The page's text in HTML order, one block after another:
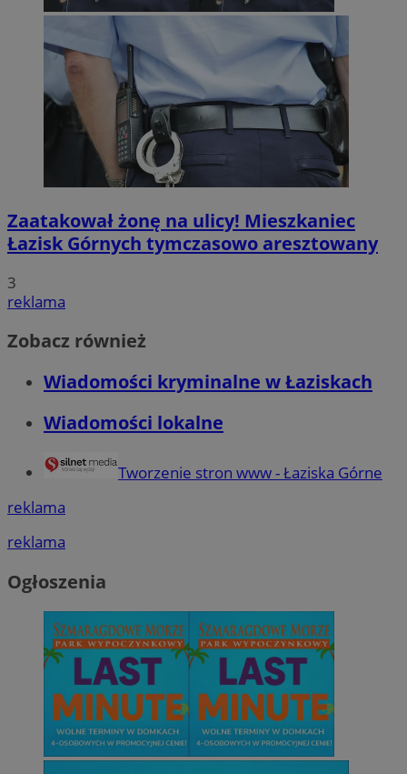
Zaatakował żonę na ulicy! Mieszkaniec
Łazisk Górnych tymczasowo aresztowany
3
reklama
Zobacz również
Wiadomości kryminalne w Łaziskach
Wiadomości lokalne
Tworzenie stron www - Łaziska Górne
reklama
reklama
Ogłoszenia